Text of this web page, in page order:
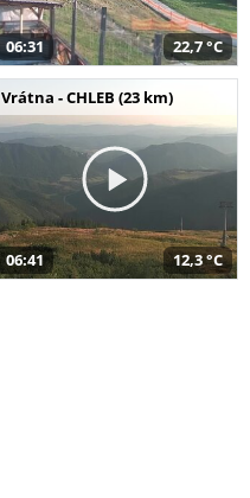
06:31 22,7 °C
Vrátna - CHLEB (23 km)
06:41 12,3 °C